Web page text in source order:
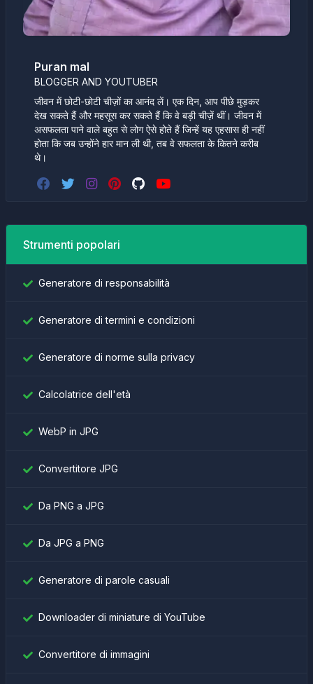
Puran mal
BLOGGER AND YOUTUBER
जीवन में छोटी-छोटी चीज़ों का आनंद लें। एक दिन, आप पीछे मुड़कर
देख सकते हैं और महसूस कर सकते हैं कि वे बड़ी चीज़ें थीं। जीवन में
असफलता पाने वाले बहुत से लोग ऐसे होते हैं जिन्हें यह एहसास ही नहीं
होता कि जब उन्होंने हार मान ली थी, तब वे सफलता के कितने करीब
थे।
Strumenti popolari
Generatore di responsabilità
Generatore di termini e condizioni
Generatore di norme sulla privacy
Calcolatrice dell'età
WebP in JPG
Convertitore JPG
Da PNG a JPG
Da JPG a PNG
Generatore di parole casuali
Downloader di miniature di YouTube
Convertitore di immagini